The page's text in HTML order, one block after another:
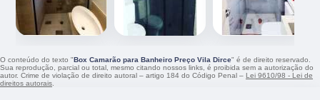
O conteúdo do texto "Box Camarão para Banheiro Preço Vila Dirce" é de direito reservado.
Sua reprodução, parcial ou total, mesmo citando nossos links, é proibida sem a autorização do
autor. Crime de violação de direito autoral – artigo 184 do Código Penal – Lei 9610/98 - Lei de
direitos autorais